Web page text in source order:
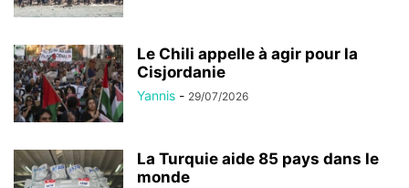
Le Chili appelle à agir pour la
Cisjordanie
Yannis - 29/07/2026
La Turquie aide 85 pays dans le
monde